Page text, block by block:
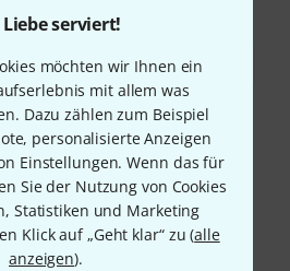
serviert!
möchten wir Ihnen ein
mit allem was
Dazu zählen zum Beispiel
personalisierte Anzeigen
Einstellungen. Wenn das für
Sie der Nutzung von Cookies
Statistiken und Marketing
Klick auf „Geht klar“ zu (alle
anzeigen).
und sicher per Nachnahme,
Pay,Klarna Sofort bezahlen,
Kreditkarte.